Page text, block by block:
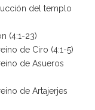
del templo
(4:1-23)
de Ciro (4:1-5)
de Asueros
de Artajerjes